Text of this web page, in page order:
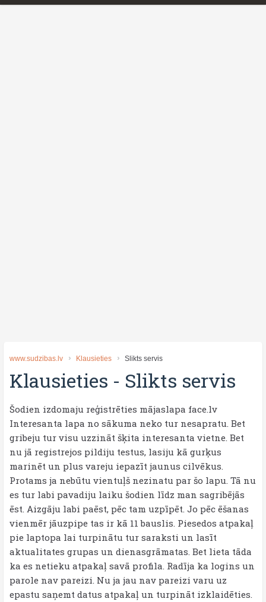
www.sudzibas.lv Klausieties Slikts servis
Klausieties - Slikts servis
Šodien izdomaju reģistrēties mājaslapa face.lv
Interesanta lapa no sākuma neko tur nesapratu. Bet
gribeju tur visu uzzināt šķita interesanta vietne. Bet
nu jā registrejos pildiju testus, lasiju kā gurķus
marinēt un plus vareju iepazīt jaunus cilvēkus.
Protams ja nebūtu vientuļš nezinatu par šo lapu. Tā nu
es tur labi pavadiju laiku šodien līdz man sagribējās
ēst. Aizgāju labi paēst, pēc tam uzpīpēt. Jo pēc ēšanas
vienmēr jāuzpipe tas ir kā 11 bauslis. Piesedos atpakaļ
pie laptopa lai turpinātu tur saraksti un lasīt
aktualitates grupas un dienasgrāmatas. Bet lieta tāda
ka es netieku atpakaļ savā profila. Radīja ka logins un
parole nav pareizi. Nu ja jau nav pareizi varu uz
epastu saņemt datus atpakaļ un turpināt izklaidēties.